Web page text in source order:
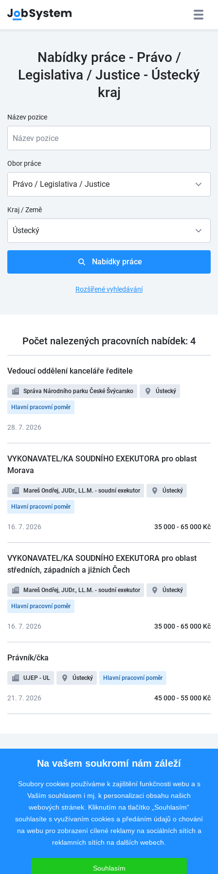
Nabídky práce - Právo /
Legislativa / Justice - Ústecký
kraj
Název pozice
Obor práce
Právo / Legislativa / Justice
Kraj / Země
Ústecký
Nabídky práce
Rozšířené vyhledávání
Počet nalezených pracovních nabídek: 4
Vedoucí oddělení kanceláře ředitele
Správa Národního parku České Švýcarsko Ústecký
Hlavní pracovní poměr
28. 7. 2026
VYKONAVATEL/KA SOUDNÍHO EXEKUTORA pro oblast
Morava
Mareš Ondřej, JUDr., LL.M. - soudní exekutor Ústecký
Hlavní pracovní poměr
35 000 - 65 000 Kč
16. 7. 2026
VYKONAVATEL/KA SOUDNÍHO EXEKUTORA pro oblast
středních, západních a jižních Čech
Mareš Ondřej, JUDr., LL.M. - soudní exekutor Ústecký
Hlavní pracovní poměr
35 000 - 65 000 Kč
16. 7. 2026
Právník/čka
UJEP - UL Ústecký Hlavní pracovní poměr
45 000 - 55 000 Kč
21. 7. 2026
Pro uchazeče
Rychlý kontakt
Na vašem soukromí nám záleží
Soubory cookies používáme k zajištění funkčnosti webu a s
Vaším souhlasem i mj. k personalizaci obsahu našich
webových stránek. Kliknutím na tlačítko „Souhlasím“
souhlasíte s využívaním cookies a předáním údajů o chování
na webu pro zobrazení cílené reklamy na sociálních sítích a
reklamních sítích na dalších webech.
Souhlasím